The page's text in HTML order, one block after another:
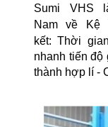
Sumi VHS
Nam
về Kệ
kết:Thời
nhanh tiến độ
thành hợp lí -